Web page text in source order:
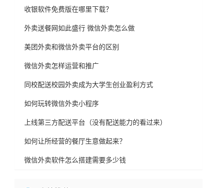
收银软件免费版在哪里下载？
外卖送餐网如此盛行 微信外卖怎么做
美团外卖和微信外卖平台的区别
微信外卖怎样运营和推广
同校配送校园外卖成为大学生创业盈利方式
如何玩转微信外卖小程序
上线第三方配送平台（没有配送能力的看过来）
如何让所经营的餐厅生意做起来？
微信外卖软件怎么搭建需要多少钱